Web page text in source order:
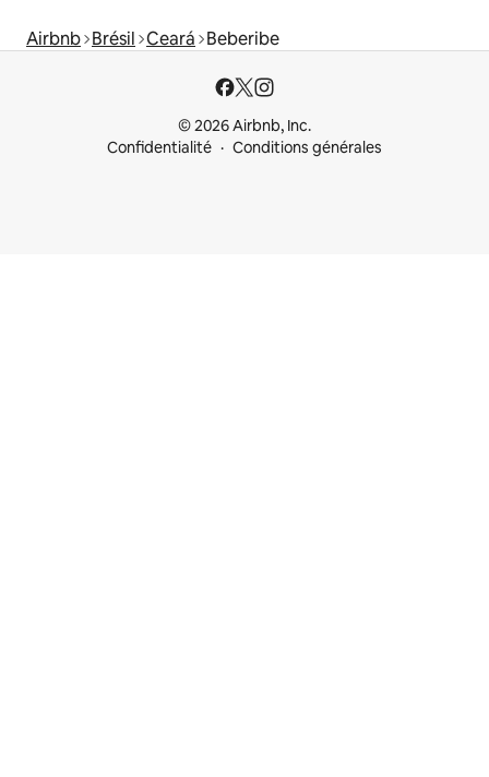
Airbnb Brésil Ceará Beberibe
© 2026 Airbnb, Inc.
Confidentialité
Conditions générales